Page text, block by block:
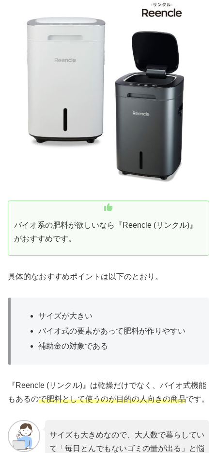
バイオ系の肥料が欲しいなら『Reencle (リンクル)』
がおすすめです。
具体的なおすすめポイントは以下のとおり。
サイズが大きい
バイオ式の要素があって肥料が作りやすい
補助金の対象である
『Reencle (リンクル)』は乾燥だけでなく、バイオ式機能
もあるので肥料として使うのが目的の人向きの商品です。
サイズも大きめなので、大人数で暮らしてい
て「毎日とんでもないゴミの量が出る」と悩